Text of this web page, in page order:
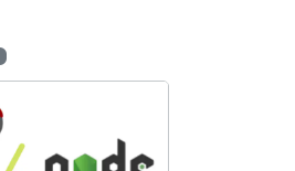
容器名称 部署 loki
供集群内部访问
持久化存储
文件 首先创建
logging 创
v1 2kind: